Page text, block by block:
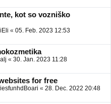
kot so vozniško
« 05. Feb. 2023 12:53
« 30. Jan. 2023 11:28
for free
« 28. Dec. 2022 20:48